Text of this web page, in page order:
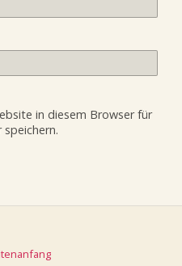
in diesem Browser für